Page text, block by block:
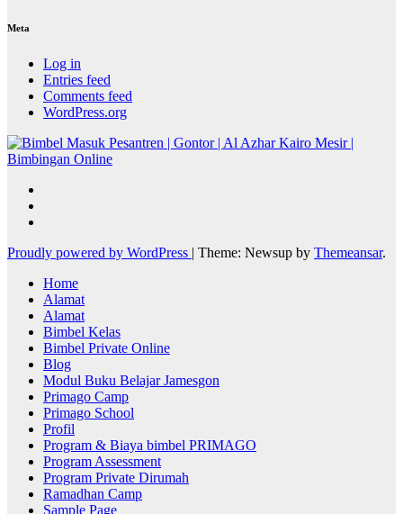
Meta
Log in
Entries feed
Comments feed
WordPress.org
Proudly powered by WordPress | Theme: Newsup by Themeansar.
Home
Alamat
Alamat
Bimbel Kelas
Bimbel Private Online
Blog
Modul Buku Belajar Jamesgon
Primago Camp
Primago School
Profil
Program & Biaya bimbel PRIMAGO
Program Assessment
Program Private Dirumah
Ramadhan Camp
Sample Page